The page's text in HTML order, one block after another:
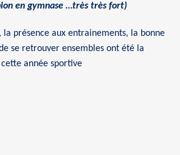
en gymnase …très très fort)
la présence aux entrainements, la bonne
se retrouver ensembles ont été la
année sportive